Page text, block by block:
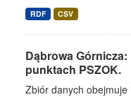
RDF CSV
Dąbrowa
punktach PSZOK.
Zbiór danych